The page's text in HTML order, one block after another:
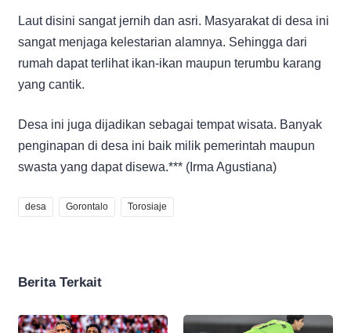
Laut disini sangat jernih dan asri. Masyarakat di desa ini
sangat menjaga kelestarian alamnya. Sehingga dari
rumah dapat terlihat ikan-ikan maupun terumbu karang
yang cantik.
Desa ini juga dijadikan sebagai tempat wisata. Banyak
penginapan di desa ini baik milik pemerintah maupun
swasta yang dapat disewa.*** (Irma Agustiana)
desa Gorontalo Torosiaje
Berita Terkait